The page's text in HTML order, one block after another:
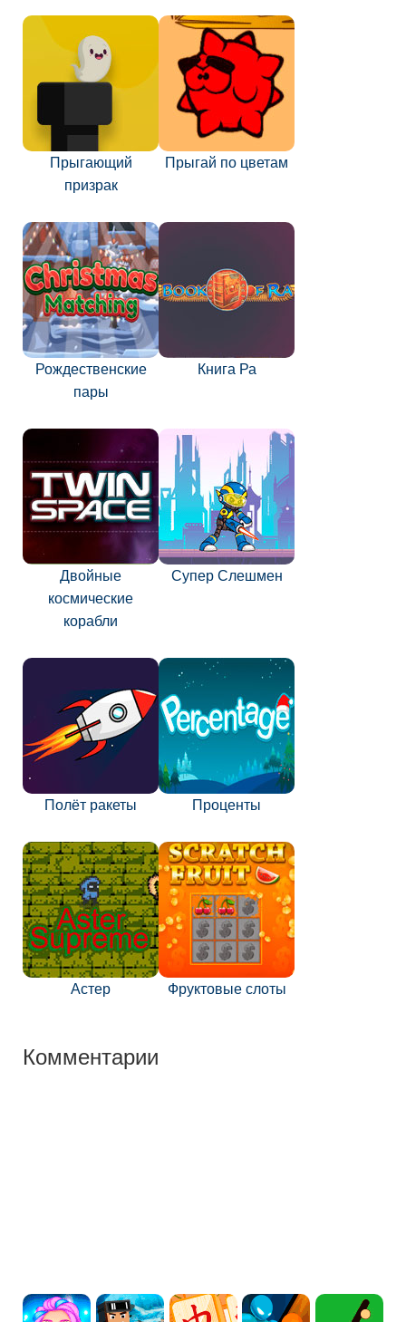
Прыгающий
призрак
Прыгай по цветам
Рождественские
пары
Книга Ра
Двойные
космические
корабли
Супер Слешмен
Полёт ракеты Проценты
Астер Фруктовые слоты
Комментарии